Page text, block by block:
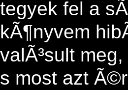
tegyek fel a
kÃ¶nyvem
valÃ³sult
s most azt